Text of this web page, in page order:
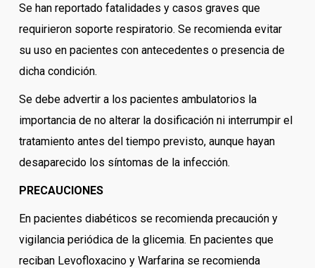
Se han reportado fatalidades y casos graves que
requirieron soporte respiratorio. Se recomienda evitar
su uso en pacientes con antecedentes o presencia de
dicha condición.
Se debe advertir a los pacientes ambulatorios la
importancia de no alterar la dosificación ni interrumpir el
tratamiento antes del tiempo previsto, aunque hayan
desaparecido los síntomas de la infección.
PRECAUCIONES
En pacientes diabéticos se recomienda precaución y
vigilancia periódica de la glicemia. En pacientes que
reciban Levofloxacino y Warfarina se recomienda